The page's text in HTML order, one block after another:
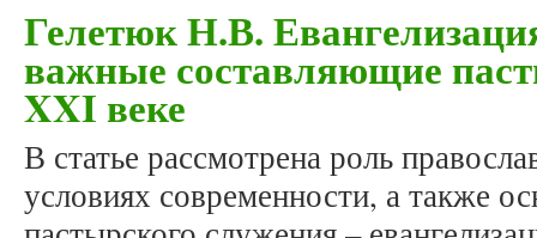
Гелетюк Н.В.
важные составляющие
XXI веке
В статье рассмотрена роль
условиях современности, а также